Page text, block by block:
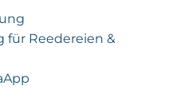
für Reedereien &